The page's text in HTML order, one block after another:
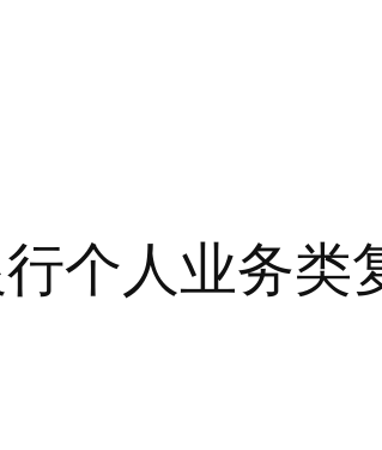
个人业务类